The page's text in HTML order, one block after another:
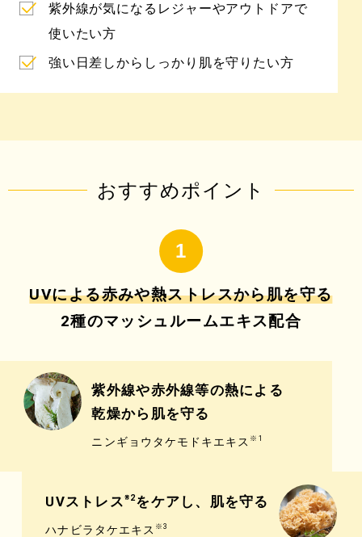
紫外線が気になるレジャーやアウトドアで
使いたい方
強い日差しからしっかり肌を守りたい方
おすすめポイント
UVによる赤みや熱ストレスから肌を守る
2種のマッシュルームエキス配合
紫外線や赤外線等の熱による
乾燥から肌を守る
ニンギョウタケモドキエキス ※1
UVストレス※2をケアし、肌を守る
ハナビラタケエキス ※3